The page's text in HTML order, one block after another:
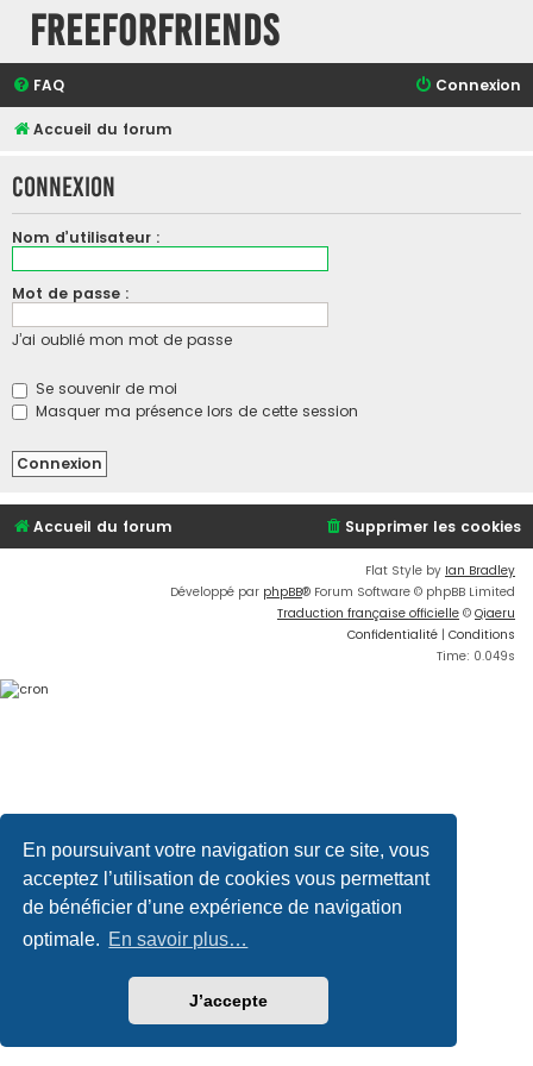
En poursuivant votre navigation sur ce site, vous
acceptez l’utilisation de cookies vous permettant
de bénéficier d’une expérience de navigation
optimale. En savoir plus…
J’accepte
FreeForFriends
FAQ Connexion
Accueil du forum
Connexion
Nom d’utilisateur :
Mot de passe :
J’ai oublié mon mot de passe
Se souvenir de moi
Masquer ma présence lors de cette session
Accueil du forum Supprimer les cookies
Flat Style by Ian Bradley
Développé par phpBB® Forum Software © phpBB Limited
Traduction française officielle © Qiaeru
Confidentialité | Conditions
Time: 0.049s